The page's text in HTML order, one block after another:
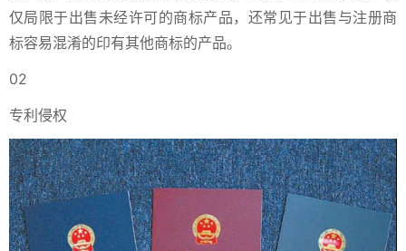
仅局限于出售未经许可的商标产品，还常见于出售与注册商
标容易混淆的印有其他商标的产品。
02
专利侵权